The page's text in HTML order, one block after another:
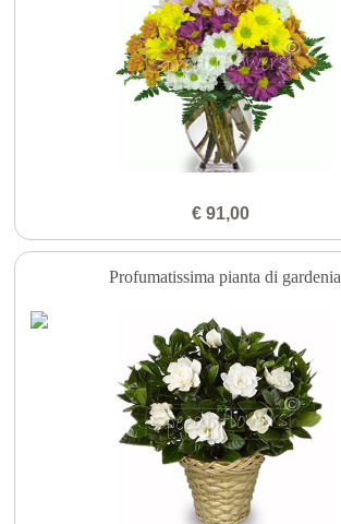
€ 91,00
Profumatissima pianta di gardenia